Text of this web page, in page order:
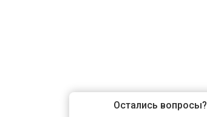
Остались вопросы?